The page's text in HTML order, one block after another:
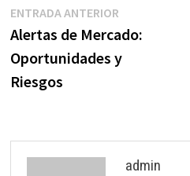
Navegación
de
entradas
ENTRADA ANTERIOREntrada
anterior:
Alertas de Mercado:
Oportunidades y
Riesgos
admin